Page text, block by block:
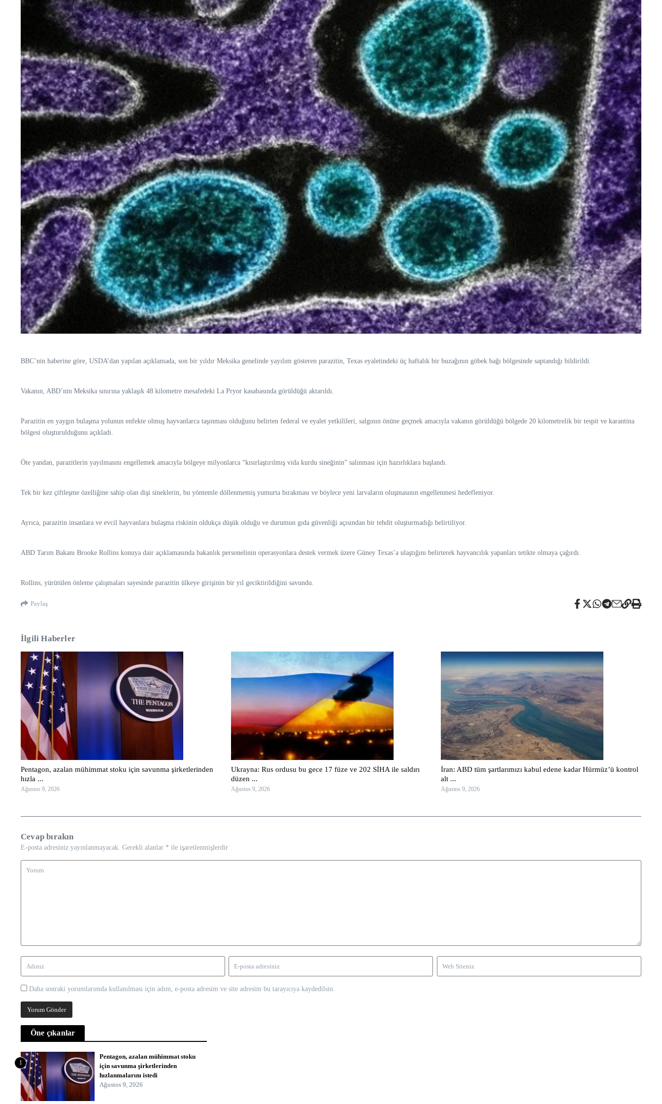
BBC’nin haberine göre, USDA’dan yapılan açıklamada, son bir yıldır Meksika genelinde yayılım gösteren parazitin, Texas eyaletindeki üç haftalık bir buzağının göbek bağı bölgesinde saptandığı bildirildi.
Vakanın, ABD’nin Meksika sınırına yaklaşık 48 kilometre mesafedeki La Pryor kasabasında görüldüğü aktarıldı.
Parazitin en yaygın bulaşma yolunun enfekte olmuş hayvanlarca taşınması olduğunu belirten federal ve eyalet yetkilileri, salgının önüne geçmek amacıyla vakanın görüldüğü bölgede 20 kilometrelik bir tespit ve karantina
bölgesi oluşturulduğunu açıkladı.
Öte yandan, parazitlerin yayılmasını engellemek amacıyla bölgeye milyonlarca “kısırlaştırılmış vida kurdu sineğinin” salınması için hazırlıklara başlandı.
Tek bir kez çiftleşme özelliğine sahip olan dişi sineklerin, bu yöntemle döllenmemiş yumurta bırakması ve böylece yeni larvaların oluşmasının engellenmesi hedefleniyor.
Ayrıca, parazitin insanlara ve evcil hayvanlara bulaşma riskinin oldukça düşük olduğu ve durumun gıda güvenliği açısından bir tehdit oluşturmadığı belirtiliyor.
ABD Tarım Bakanı Brooke Rollins konuya dair açıklamasında bakanlık personelinin operasyonlara destek vermek üzere Güney Texas’a ulaştığını belirterek hayvancılık yapanları tetikte olmaya çağırdı.
Rollins, yürütülen önleme çalışmaları sayesinde parazitin ülkeye girişinin bir yıl geciktirildiğini savundu.
Paylaş
İlgili Haberler
Pentagon, azalan mühimmat stoku için savunma şirketlerinden
hızla ...
Ağustos 9, 2026
Ukrayna: Rus ordusu bu gece 17 füze ve 202 SİHA ile saldırı
düzen ...
Ağustos 9, 2026
İran: ABD tüm şartlarımızı kabul edene kadar Hürmüz’ü kontrol
alt ...
Ağustos 9, 2026
Cevap bırakın
E-posta adresiniz yayınlanmayacak. Gerekli alanlar * ile işaretlenmişlerdir
Daha sonraki yorumlarımda kullanılması için adım, e-posta adresim ve site adresim bu tarayıcıya kaydedilsin.
Öne çıkanlar
1
Pentagon, azalan mühimmat stoku
için savunma şirketlerinden
hızlanmalarını istedi
Ağustos 9, 2026